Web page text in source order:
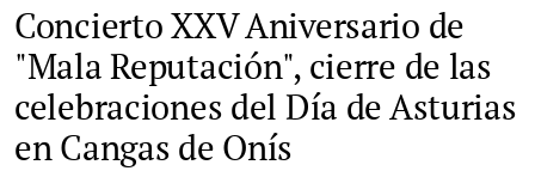
Concierto XXV Aniversario de
"Mala Reputación", cierre de las
celebraciones del Día de Asturias
en Cangas de Onís